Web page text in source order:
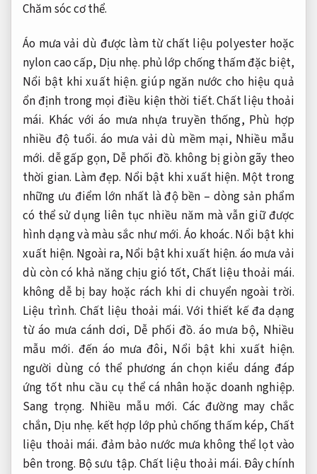
Chăm sóc cơ thể.
Áo mưa vải dù được làm từ chất liệu polyester hoặc
nylon cao cấp, Dịu nhẹ. phủ lớp chống thấm đặc biệt,
Nổi bật khi xuất hiện. giúp ngăn nước cho hiệu quả
ổn định trong mọi điều kiện thời tiết.Chất liệu thoải
mái. Khác với áo mưa nhựa truyền thống, Phù hợp
nhiều độ tuổi. áo mưa vải dù mềm mại, Nhiều mẫu
mới. dễ gấp gọn, Dễ phối đồ. không bị giòn gãy theo
thời gian. Làm đẹp. Nổi bật khi xuất hiện. Một trong
những ưu điểm lớn nhất là độ bền – dòng sản phẩm
có thể sử dụng liên tục nhiều năm mà vẫn giữ được
hình dạng và màu sắc như mới.Áo khoác. Nổi bật khi
xuất hiện. Ngoài ra, Nổi bật khi xuất hiện. áo mưa vải
dù còn có khả năng chịu gió tốt,Chất liệu thoải mái.
không dễ bị bay hoặc rách khi di chuyển ngoài trời.
Liệu trình. Chất liệu thoải mái. Với thiết kế đa dạng
từ áo mưa cánh dơi, Dễ phối đồ. áo mưa bộ, Nhiều
mẫu mới. đến áo mưa đôi, Nổi bật khi xuất hiện.
người dùng có thể phương án chọn kiểu dáng đáp
ứng tốt nhu cầu cụ thể cá nhân hoặc doanh nghiệp.
Sang trọng. Nhiều mẫu mới. Các đường may chắc
chắn, Dịu nhẹ. kết hợp lớp phủ chống thấm kép, Chất
liệu thoải mái. đảm bảo nước mưa không thể lọt vào
bên trong. Bộ sưu tập. Chất liệu thoải mái. Đây chính